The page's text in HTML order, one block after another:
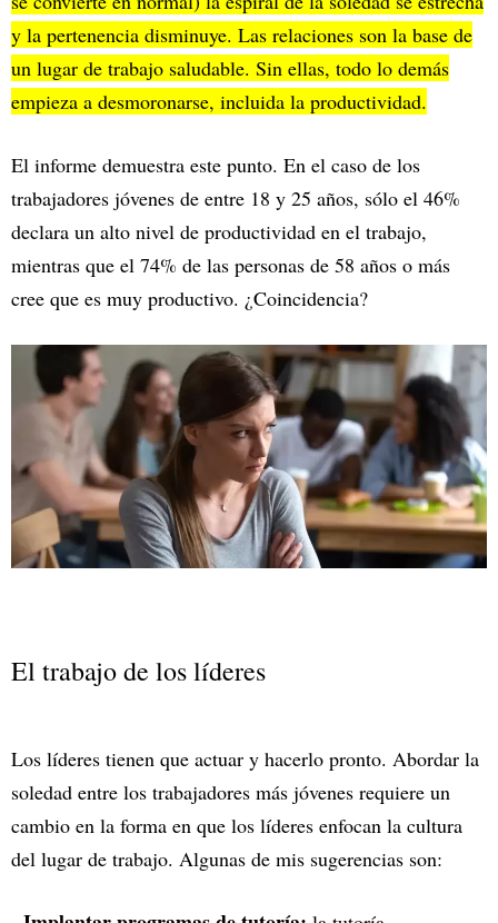
y la pertenencia disminuye. Las relaciones son la base de
un lugar de trabajo saludable. Sin ellas, todo lo demás
empieza a desmoronarse, incluida la productividad.
El informe demuestra este punto. En el caso de los
trabajadores jóvenes de entre 18 y 25 años, sólo el 46%
declara un alto nivel de productividad en el trabajo,
mientras que el 74% de las personas de 58 años o más
cree que es muy productivo. ¿Coincidencia?
El trabajo de los líderes
Los líderes tienen que actuar y hacerlo pronto. Abordar la
soledad entre los trabajadores más jóvenes requiere un
cambio en la forma en que los líderes enfocan la cultura
del lugar de trabajo. Algunas de mis sugerencias son: